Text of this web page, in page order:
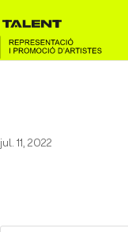
jul. 11, 2022